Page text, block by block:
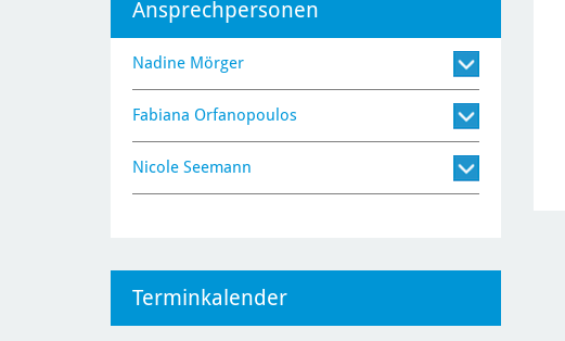
Ansprechpersonen
Nadine Mörger
Fabiana Orfanopoulos
Nicole Seemann
Terminkalender